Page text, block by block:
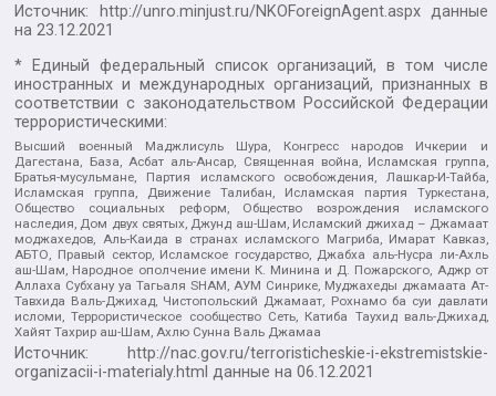
Источник: http://unro.minjust.ru/NKOForeignAgent.aspxданные
на23.12.2021
* Единый федеральный список организаций, в том числе
иностранных и международных организаций, признанных в
соответствии с законодательством Российской Федерации
террористическими:
Высший военный Маджлисуль Шура, Конгресс народов Ичкерии и
Дагестана, База, Асбат аль-Ансар, Священная война, Исламская группа,
Братья-мусульмане, Партия исламского освобождения, Лашкар-И-Тайба,
Исламская группа, Движение Талибан, Исламская партия Туркестана,
Общество социальных реформ, Общество возрождения исламского
наследия, Дом двух святых, Джунд аш-Шам, Исламский джихад – Джамаат
моджахедов, Аль-Каида в странах исламского Магриба, Имарат Кавказ,
АБТО, Правый сектор, Исламское государство, Джабха аль-Нусра ли-Ахль
аш-Шам, Народное ополчение имени К. Минина и Д. Пожарского, Аджр от
Аллаха Субхану уа Тагьаля SHAM, АУМ Синрике, Муджахеды джамаата Ат-
Тавхида Валь-Джихад, Чистопольский Джамаат, Рохнамо ба суи давлати
исломи, Террористическое сообщество Сеть, Катиба Таухид валь-Джихад,
Хайят Тахрир аш-Шам, Ахлю Сунна Валь Джамаа
Источник:
http://nac.gov.ru/terroristicheskie-i-ekstremistskie-
organizacii-i-materialy.html данные на06.12.2021